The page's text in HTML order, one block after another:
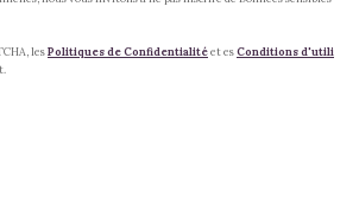
lesPolitiques de Confidentialitéet esConditions d'utili